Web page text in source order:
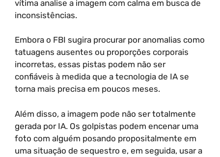
vítima analise a imagem com calma em busca de
inconsistências.
Embora o FBI sugira procurar por anomalias como
tatuagens ausentes ou proporções corporais
incorretas, essas pistas podem não ser
confiáveis à medida que a tecnologia de IA se
torna mais precisa em poucos meses.
Além disso, a imagem pode não ser totalmente
gerada por IA. Os golpistas podem encenar uma
foto com alguém posando propositalmente em
uma situação de sequestro e, em seguida, usar a